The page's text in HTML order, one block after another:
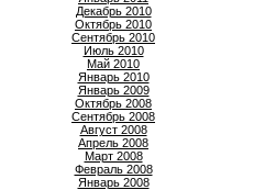
Декабрь 2010
Октябрь 2010
Сентябрь 2010
Июль 2010
Май 2010
Январь 2010
Январь 2009
Октябрь 2008
Сентябрь 2008
Август 2008
Апрель 2008
Март 2008
Февраль 2008
Январь 2008